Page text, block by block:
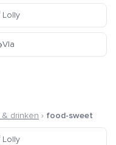
Lolly
Vla
& drinken › food-sweet
Lolly